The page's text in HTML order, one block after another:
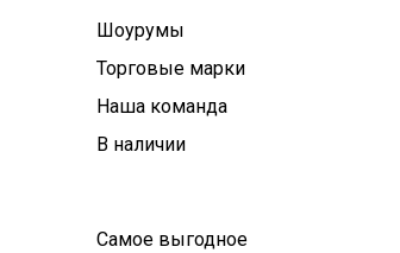
Шоурумы
Торговые марки
Наша команда
В наличии
Самое выгодное